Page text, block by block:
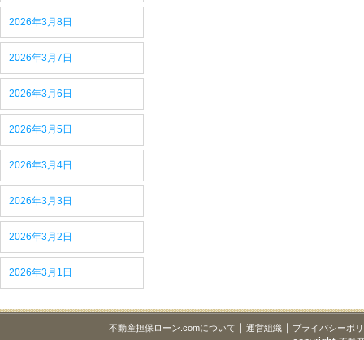
2026年3月8日
2026年3月7日
2026年3月6日
2026年3月5日
2026年3月4日
2026年3月3日
2026年3月2日
2026年3月1日
不動産担保ローン.comについて ｜運営組織 ｜ プライバシーポ